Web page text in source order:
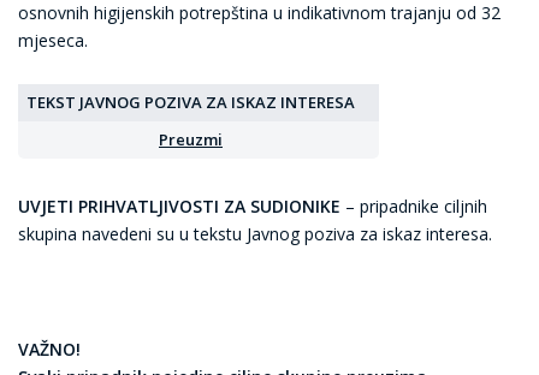
osnovnih higijenskih potrepština u indikativnom trajanju od 32
mjeseca.
TEKST JAVNOG POZIVA ZA ISKAZ INTERESA
Preuzmi
UVJETI PRIHVATLJIVOSTI ZA SUDIONIKE – pripadnike ciljnih
skupina navedeni su u tekstu Javnog poziva za iskaz interesa.
VAŽNO!